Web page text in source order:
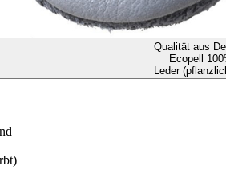
Qualität aus
Ecopell
Leder